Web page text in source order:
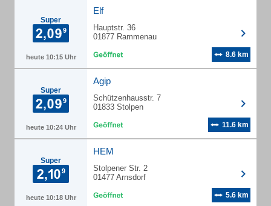
Super
heute 10:15 Uhr
Elf
Hauptstr. 36
01877 Rammenau
8.6 km
Super
heute 10:24 Uhr
Agip
Schützenhausstr. 7
01833 Stolpen
11.6 km
Super
heute 10:18 Uhr
HEM
Stolpener Str. 2
01477 Arnsdorf
5.6 km